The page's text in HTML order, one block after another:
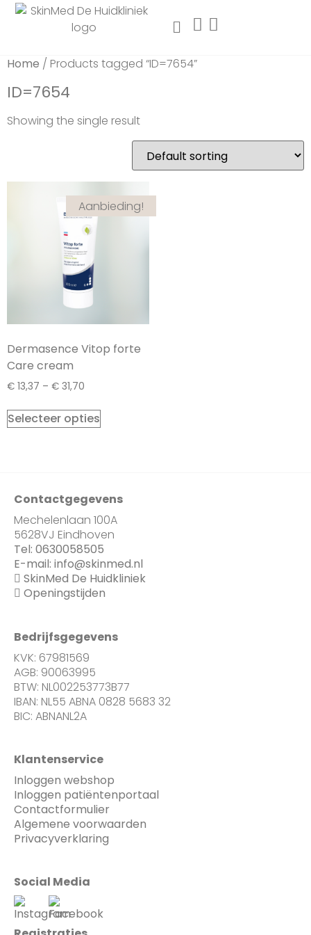
Home / Products tagged “ID=7654”
ID=7654
Showing the single result
Aanbieding!
Dermasence Vitop forte
Care cream
€ 13,37 – € 31,70
Selecteer opties
Contactgegevens
Mechelenlaan 100A
5628VJ Eindhoven
Tel: 0630058505
E-mail: info@skinmed.nl
SkinMed De Huidkliniek
Openingstijden
Bedrijfsgegevens
KVK: 67981569
AGB: 90063995
BTW: NL002253773B77
IBAN: NL55 ABNA 0828 5683 32
BIC: ABNANL2A
Klantenservice
Inloggen webshop
Inloggen patiëntenportaal
Contactformulier
Algemene voorwaarden
Privacyverklaring
Social Media